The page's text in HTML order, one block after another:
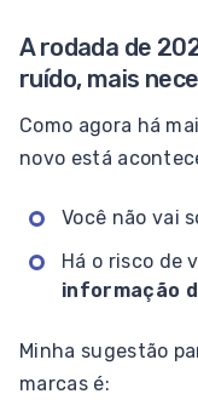
A rodada de
ruído, mais
Como agora há
novo está
Você não vai
Há o risco de
informação
Minha sugestão
marcas é: